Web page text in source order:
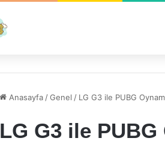
Anasayfa /Genel / LG G3 ile PUBG
LG G3 ile PUBG